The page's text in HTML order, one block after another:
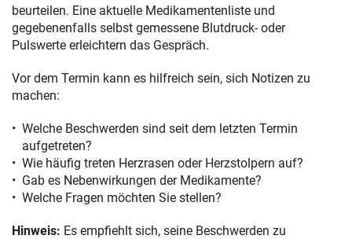
beurteilen. Eine aktuelle Medikamentenliste und
gegebenenfalls selbst gemessene Blutdruck- oder
Pulswerte erleichtern das Gespräch.
Vor dem Termin kann es hilfreich sein, sich Notizen zu
machen:
Welche Beschwerden sind seit dem letzten Termin
aufgetreten?
Wie häufig treten Herzrasen oder Herzstolpern auf?
Gab es Nebenwirkungen der Medikamente?
Welche Fragen möchten Sie stellen?
Hinweis: Es empfiehlt sich, seine Beschwerden zu